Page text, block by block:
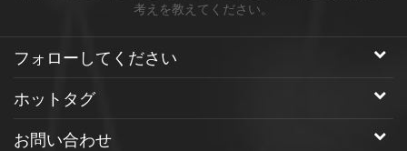
考えを教えてください。
フォローしてください
ホットタグ
お問い合わせ